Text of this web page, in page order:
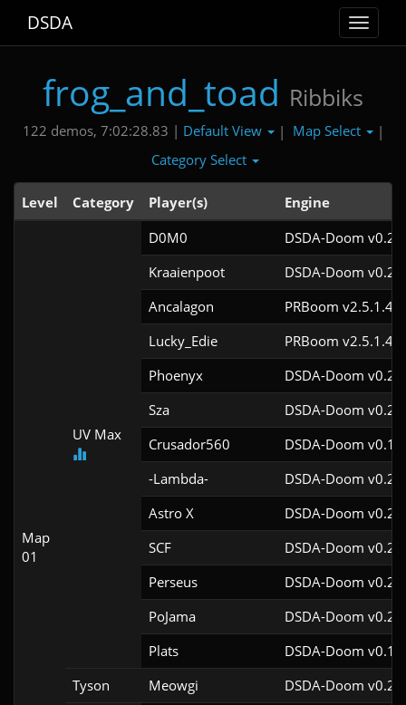
Toggle
DSDA
frog_and_toad Ribbiks
122 demos, 7:02:28.83 | Default View | Map Select
|
Category Select
Level Category Player(s) Engine
Map
01
UV Max
D0M0
DSDA-Doom
Kraaienpoot
DSDA-Doom
Ancalagon
PRBoom
Lucky_Edie
PRBoom
Phoenyx
DSDA-Doom
Sza
DSDA-Doom
Crusador560
DSDA-Doom
-Lambda-
DSDA-Doom
Astro X
DSDA-Doom
SCF
DSDA-Doom
Perseus
DSDA-Doom
PoJama
DSDA-Doom
Plats
DSDA-Doom
Tyson
Meowgi DSDA-Doom